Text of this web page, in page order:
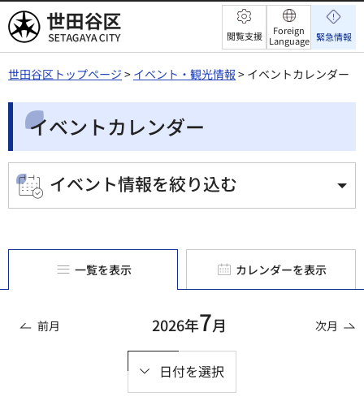
世田谷区 閲覧支援
Foreign
Language 緊急情報
世田谷区トップページ > イベント・観光情報 > イベントカレンダー
イベントカレンダー
イベント情報を絞り込む
一覧を表示 カレンダーを表示
前月 2026年7月
日付を選択
次月